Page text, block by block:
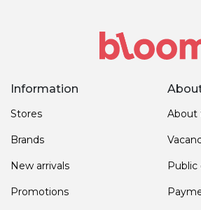
Information
Stores
Brands
New arrivals
Promotions
About
Public